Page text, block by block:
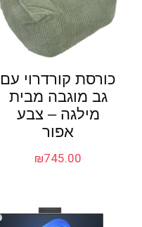
כורסת קורדרוי עם
גב מוגבה מבית
מילגה – צבע
אפור
₪745.00